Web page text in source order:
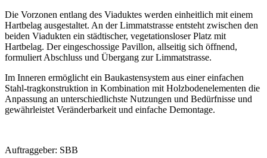
Die Vorzonen entlang des Viaduktes werden einheitlich mit einem
Hartbelag ausgestaltet. An der Limmatstrasse entsteht zwischen den
beiden Viadukten ein städtischer, vegetationsloser Platz mit
Hartbelag. Der eingeschossige Pavillon, allseitig sich öffnend,
formuliert Abschluss und Übergang zur Limmatstrasse.
Im Inneren ermöglicht ein Baukastensystem aus einer einfachen
Stahl-tragkonstruktion in Kombination mit Holzbodenelementen die
Anpassung an unterschiedlichste Nutzungen und Bedürfnisse und
gewährleistet Veränderbarkeit und einfache Demontage.
Auftraggeber: SBB